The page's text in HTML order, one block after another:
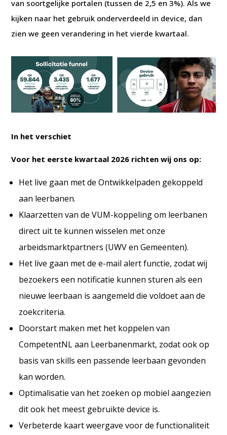
van soortgelijke portalen (tussen de 2,5 en 3%). Als we
kijken naar het gebruik onderverdeeld in device, dan
zien we geen verandering in het vierde kwartaal.
In het verschiet
Voor het eerste kwartaal 2026 richten wij ons op:
Het live gaan met de Ontwikkelpaden gekoppeld
aan leerbanen.
Klaarzetten van de VUM-koppeling om leerbanen
direct uit te kunnen wisselen met onze
arbeidsmarktpartners (UWV en Gemeenten).
Het live gaan met de e-mail alert functie, zodat wij
bezoekers een notificatie kunnen sturen als een
nieuwe leerbaan is aangemeld die voldoet aan de
zoekcriteria.
Doorstart maken met het koppelen van
CompetentNL aan Leerbanenmarkt, zodat ook op
basis van skills een passende leerbaan gevonden
kan worden.
Optimalisatie van het zoeken op mobiel aangezien
dit ook het meest gebruikte device is.
Verbeterde kaart weergave voor de functionaliteit